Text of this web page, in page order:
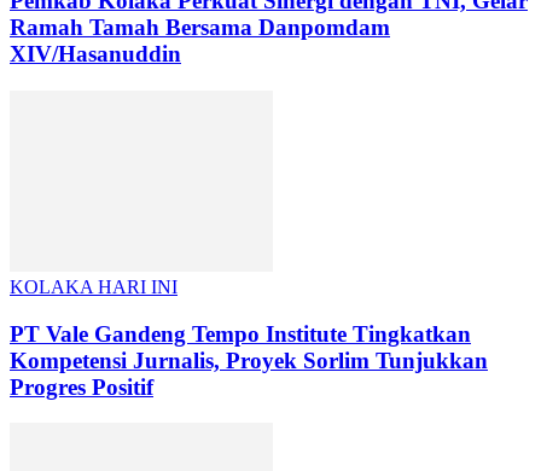
Ramah Tamah Bersama Danpomdam
XIV/Hasanuddin
KOLAKA HARI INI
PT Vale Gandeng Tempo Institute Tingkatkan
Kompetensi Jurnalis, Proyek Sorlim Tunjukkan
Progres Positif